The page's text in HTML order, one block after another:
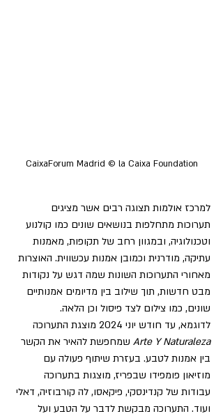
CaixaForum Madrid © la Caixa Foundation
למרכז אולמות תצוגה רבים אשר מציגים
תערוכות מתחלפות בנושאים שונים כמו קולנוע
וטכנולוגיה, ובמגוון רחב של תקופות, מאמנות
עתיקה, מודרנית וכמובן אמנות עכשווית. האוצרות
מאחורי התערוכות השונות שמה דגש על נקודות
מבט חדשות, תוך שילוב בין מדיומים אמנותיים
שונים, כמו צילום לצד פיסול וכן הלאה.
לדוגמא, עד חודש יוני 2024 מוצגת התערוכה
Arte Y Naturaleza שמחפשת להאיר את הקשר
בין אמנות לטבע. בעזרת שיתוף פעולה עם
מוזיאון פומפידו שבפריז, מוצגות בתערוכה
עבודות של קנדינסקי, פיקאסו, לה קורבוזיה, דאלי
ועוד. התערוכה מבקשת לדבר על הטבע ועל